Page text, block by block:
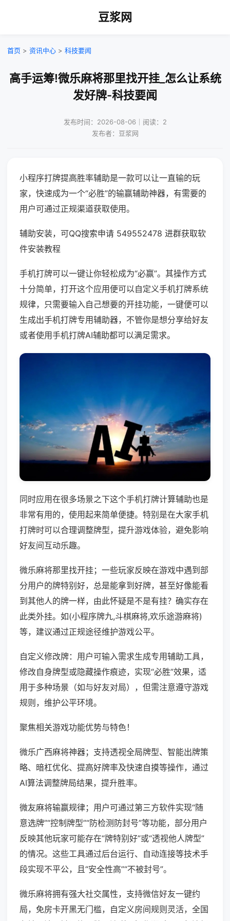
豆浆网
首页 > 资讯中心 > 科技要闻
高手运筹!微乐麻将那里找开挂_怎么让系统
发好牌-科技要闻
发布时间：2026-08-06｜阅读：2
发布者：豆浆网
小程序打牌提高胜率辅助是一款可以让一直输的玩
家，快速成为一个“必胜”的输赢辅助神器，有需要的
用户可通过正规渠道获取使用。
辅助安装，可QQ搜索申请 549552478 进群获取软
件安装教程
手机打牌可以一键让你轻松成为“必赢”。其操作方式
十分简单，打开这个应用便可以自定义手机打牌系统
规律，只需要输入自己想要的开挂功能，一键便可以
生成出手机打牌专用辅助器，不管你是想分享给好友
或者使用手机打牌AI辅助都可以满足需求。
同时应用在很多场景之下这个手机打牌计算辅助也是
非常有用的，使用起来简单便捷。特别是在大家手机
打牌时可以合理调整牌型，提升游戏体验，避免影响
好友间互动乐趣。
微乐麻将那里找开挂；一些玩家反映在游戏中遇到部
分用户的牌特别好，总是能拿到好牌，甚至好像能看
到其他人的牌一样，由此怀疑是不是有挂？确实存在
此类外挂。如(小程序牌九,斗棋麻将,欢乐途游麻将)
等，建议通过正规途径维护游戏公平。
自定义修改牌：用户可输入需求生成专用辅助工具，
修改自身牌型或隐藏操作痕迹，实现“必胜”效果，适
用于多种场景（如与好友对局），但需注意遵守游戏
规则，维护公平环境。
聚焦相关游戏功能优势与特色！
微乐广西麻将神器；支持透视全局牌型、智能出牌策
略、暗杠优化、提高好牌率及快速自摸等操作，通过
AI算法调整牌局结果，提升胜率。
微友麻将输赢规律；用户可通过第三方软件实现“随
意选牌”“控制牌型”“防检测防封号”等功能，部分用户
反映其他玩家可能存在“牌特别好”或“透视他人牌型”
的情况。这些工具通过后台运行、自动连接等技术手
段实现不平公，且“安全性高”“不被封号”。
微乐麻将拥有强大社交属性，支持微信好友一键约
局，免房卡开黑无门槛，自定义房间规则灵活，全国